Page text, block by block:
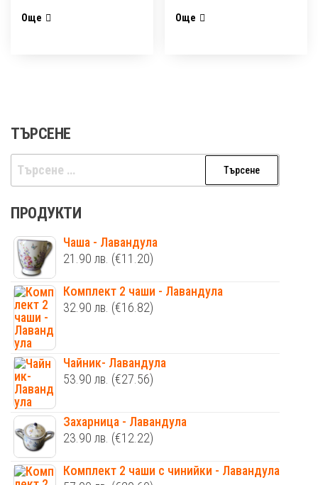
Още Още
ТЪРСЕНЕ
Търсене
за:
ПРОДУКТИ
Чаша - Лавандула
21.90 лв. (€11.20)
Комплект 2 чаши - Лавандула
32.90 лв. (€16.82)
Чайник- Лавандула
53.90 лв. (€27.56)
Захарница - Лавандула
23.90 лв. (€12.22)
Комплект 2 чаши с чинийки - Лавандула